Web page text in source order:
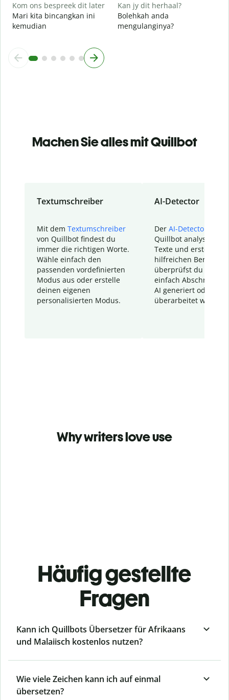
Kom ons bespreek dit later
Mari kita bincangkan ini
kemudian
Kan jy dit herhaal?
Bolehkah anda
mengulanginya?
Machen Sie alles mit Quillbot
Textumschreiber
Mit dem Textumschreiber
von Quillbot findest du
immer die richtigen Worte.
Wähle einfach den
passenden vordefinierten
Modus aus oder erstelle
deinen eigenen
personalisierten Modus.
AI-Detector
Der AI-Detector
Quillbot analysiert
Texte und erstellt
hilfreichen Bericht.
überprüfst du
einfach Abschnitte,
AI generiert oder
überarbeitet wurden.
Why writers love use
Häufig gestellte
Fragen
Kann ich Quillbots Übersetzer für Afrikaans
und Malaiisch kostenlos nutzen?
Wie viele Zeichen kann ich auf einmal
übersetzen?